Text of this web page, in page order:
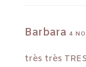
Barbara4
très très